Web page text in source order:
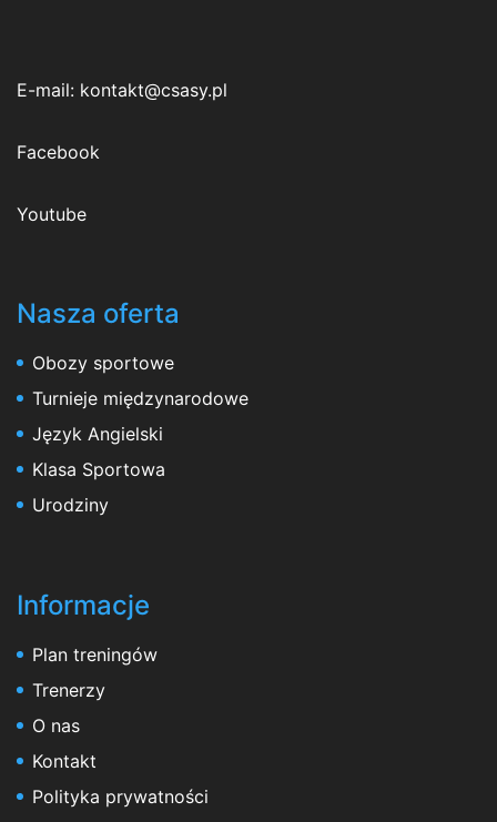
E-mail: kontakt@csasy.pl
Facebook
Youtube
Nasza oferta
Obozy sportowe
Turnieje międzynarodowe
Język Angielski
Klasa Sportowa
Urodziny
Informacje
Plan treningów
Trenerzy
O nas
Kontakt
Polityka prywatności